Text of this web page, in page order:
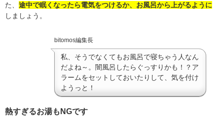
た、 途中で眠くなったら電気をつけるか、お風呂から上がるように
しましょう。
bitomos編集長
私、そうでなくてもお風呂で寝ちゃう人なん
だよね～。闇風呂したらぐっすりかも！？ア
ラームをセットしておいたりして、気を付け
ようっと！
熱すぎるお湯もNGです